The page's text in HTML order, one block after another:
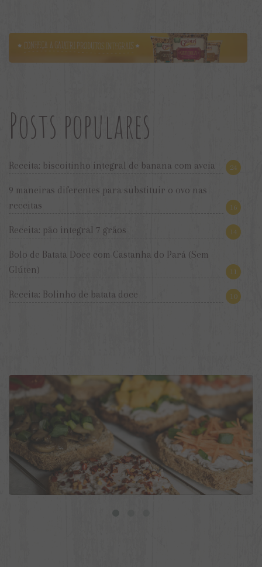
Posts populares
Receita: biscoitinho integral de banana com aveia 24
9 maneiras diferentes para substituir o ovo nas
receitas
16
Receita: pão integral 7 grãos 14
Bolo de Batata Doce com Castanha do Pará (Sem
Glúten)
11
Receita: Bolinho de batata doce 10